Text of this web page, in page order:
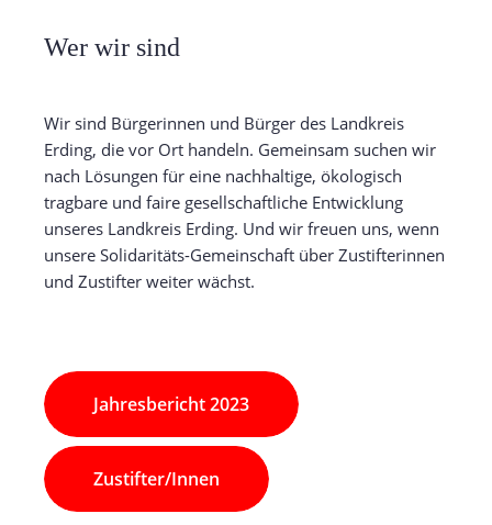
Wer wir sind
Wir sind Bürgerinnen und Bürger des Landkreis
Erding, die vor Ort handeln. Gemeinsam suchen wir
nach Lösungen für eine nachhaltige, ökologisch
tragbare und faire gesellschaftliche Entwicklung
unseres Landkreis Erding. Und wir freuen uns, wenn
unsere Solidaritäts-Gemeinschaft über Zustifterinnen
und Zustifter weiter wächst.
Jahresbericht 2023
Zustifter/innen